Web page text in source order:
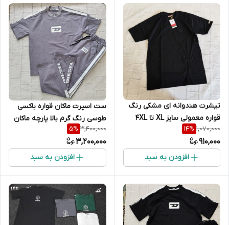
تیشرت هندوانه ای مشکی رنگ
قواره معمولی سایز XL تا 4XL
1,070,000
14%
910,000
افزودن به سبد
ست اسپرت ماکان قواره باکسی
طوسی رنگ گرم بالا پارچه ماکان
3,400,000
5%
3,200,000
افزودن به سبد